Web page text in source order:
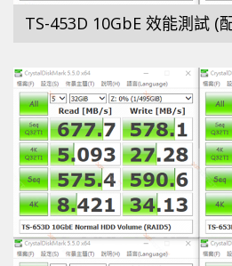
TS-453D 10GbE 效能測試 (